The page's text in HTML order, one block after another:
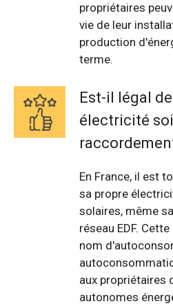
propriétaires
vie de leur
production
terme.
Est-il légal
électricité
En France, il est
sa propre
solaires, même
réseau EDF.
nom
aux propriétaires
autonomes